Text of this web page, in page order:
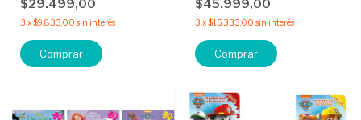
$29.499,00
3 x$9.833,00 sin interés
Comprar
$45.999,00
3 x$15.333,00 sin interés
Comprar